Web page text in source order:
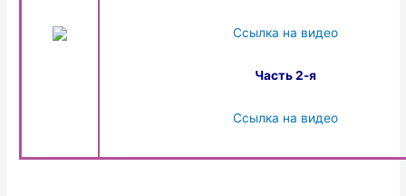
Ссылка на видео
Часть 2-я
Ссылка на видео